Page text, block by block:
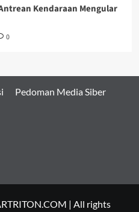
Kendaraan Mengular
0
Pedoman Media Siber
| All rights